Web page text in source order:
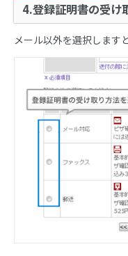
4.登録証明書の受け
メール以外を選択します